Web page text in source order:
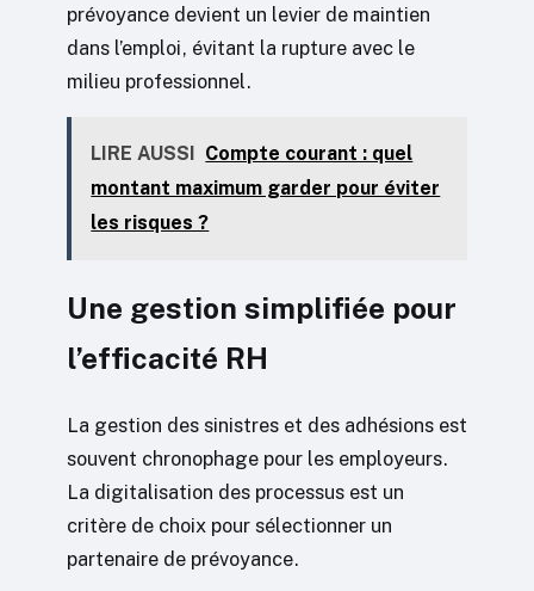
prévoyance devient un levier de maintien
dans l’emploi, évitant la rupture avec le
milieu professionnel.
LIRE AUSSI
Compte courant : quel
montant maximum garder pour éviter
les risques ?
Une gestion simplifiée pour
l’efficacité RH
La gestion des sinistres et des adhésions est
souvent chronophage pour les employeurs.
La digitalisation des processus est un
critère de choix pour sélectionner un
partenaire de prévoyance.